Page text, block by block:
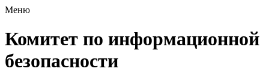
Меню
Комитет по информационной
безопасности